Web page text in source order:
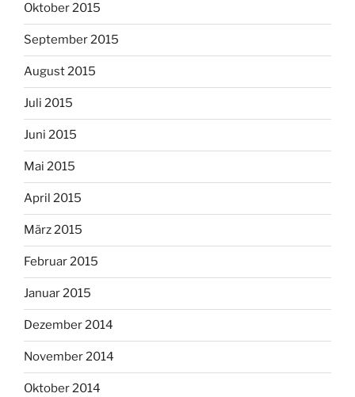
Oktober 2015
September 2015
August 2015
Juli 2015
Juni 2015
Mai 2015
April 2015
März 2015
Februar 2015
Januar 2015
Dezember 2014
November 2014
Oktober 2014